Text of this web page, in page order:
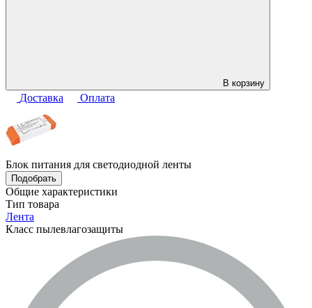
В корзину
Доставка Оплата
Блок питания для светодиодной ленты
Подобрать
Общие характеристики
Тип товара
Лента
Класс пылевлагозащиты